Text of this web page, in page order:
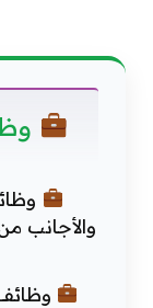
والأجانب